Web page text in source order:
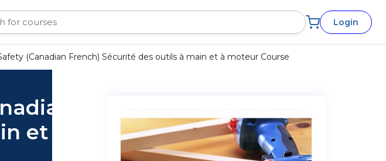
Login
(Canadian French) Sécurité des outils à main et à moteur Course
et à